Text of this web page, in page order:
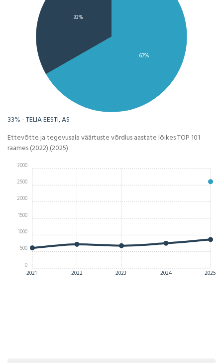
67%
33%
33% - TELIA EESTI, AS
Ettevõtte ja tegevusala väärtuste võrdlus aastate lõikes TOP 101
raames (2022) (2025)
2021 2022 2023 2024 2025
0
500
1000
1500
2000
2500
3000